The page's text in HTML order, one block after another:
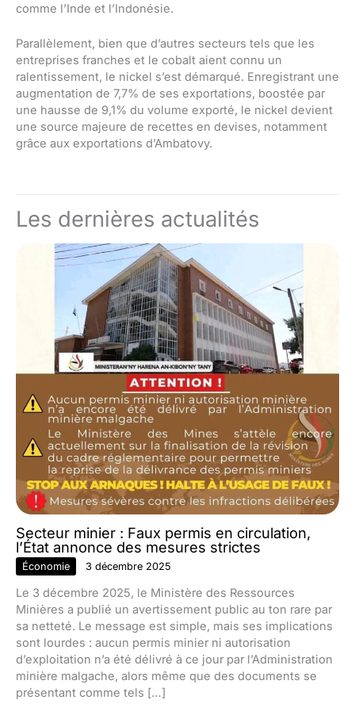
comme l’Inde et l’Indonésie.
Parallèlement, bien que d’autres secteurs tels que les
entreprises franches et le cobalt aient connu un
ralentissement, le nickel s’est démarqué. Enregistrant une
augmentation de 7,7% de ses exportations, boostée par
une hausse de 9,1% du volume exporté, le nickel devient
une source majeure de recettes en devises, notamment
grâce aux exportations d’Ambatovy.
Les dernières actualités
Secteur minier : Faux permis en circulation,
l’État annonce des mesures strictes
Économie 3 décembre 2025
Le 3 décembre 2025, le Ministère des Ressources
Minières a publié un avertissement public au ton rare par
sa netteté. Le message est simple, mais ses implications
sont lourdes : aucun permis minier ni autorisation
d’exploitation n’a été délivré à ce jour par l’Administration
minière malgache, alors même que des documents se
présentant comme tels […]